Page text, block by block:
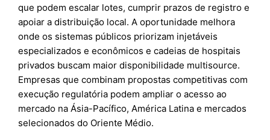
que podem escalar lotes, cumprir prazos de registro e
apoiar a distribuição local. A oportunidade melhora
onde os sistemas públicos priorizam injetáveis
especializados e econômicos e cadeias de hospitais
privados buscam maior disponibilidade multisource.
Empresas que combinam propostas competitivas com
execução regulatória podem ampliar o acesso ao
mercado na Ásia-Pacífico, América Latina e mercados
selecionados do Oriente Médio.